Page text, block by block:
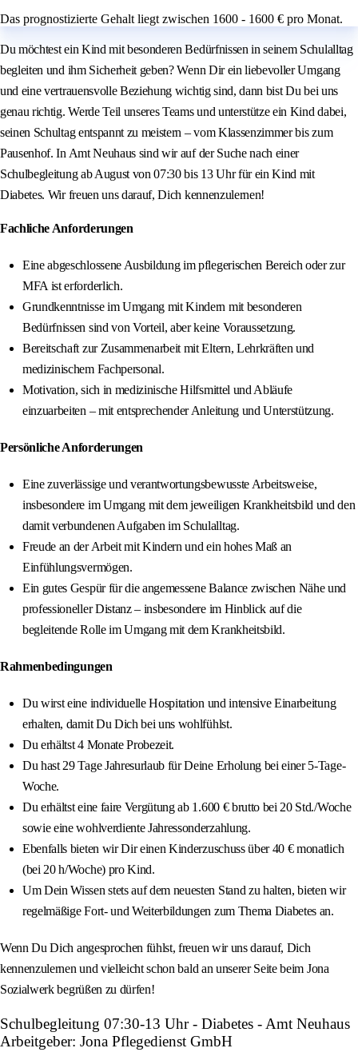
Das prognostizierte Gehalt liegt zwischen 1600 - 1600 € pro Monat.
Du möchtest ein Kind mit besonderen Bedürfnissen in seinem Schulalltag
begleiten und ihm Sicherheit geben? Wenn Dir ein liebevoller Umgang
und eine vertrauensvolle Beziehung wichtig sind, dann bist Du bei uns
genau richtig. Werde Teil unseres Teams und unterstütze ein Kind dabei,
seinen Schultag entspannt zu meistern – vom Klassenzimmer bis zum
Pausenhof. In Amt Neuhaus sind wir auf der Suche nach einer
Schulbegleitung ab August von 07:30 bis 13 Uhr für ein Kind mit
Diabetes. Wir freuen uns darauf, Dich kennenzulernen!
Fachliche Anforderungen
Eine abgeschlossene Ausbildung im pflegerischen Bereich oder zur
MFA ist erforderlich.
Grundkenntnisse im Umgang mit Kindern mit besonderen
Bedürfnissen sind von Vorteil, aber keine Voraussetzung.
Bereitschaft zur Zusammenarbeit mit Eltern, Lehrkräften und
medizinischem Fachpersonal.
Motivation, sich in medizinische Hilfsmittel und Abläufe
einzuarbeiten – mit entsprechender Anleitung und Unterstützung.
Persönliche Anforderungen
Eine zuverlässige und verantwortungsbewusste Arbeitsweise,
insbesondere im Umgang mit dem jeweiligen Krankheitsbild und den
damit verbundenen Aufgaben im Schulalltag.
Freude an der Arbeit mit Kindern und ein hohes Maß an
Einfühlungsvermögen.
Ein gutes Gespür für die angemessene Balance zwischen Nähe und
professioneller Distanz – insbesondere im Hinblick auf die
begleitende Rolle im Umgang mit dem Krankheitsbild.
Rahmenbedingungen
Du wirst eine individuelle Hospitation und intensive Einarbeitung
erhalten, damit Du Dich bei uns wohlfühlst.
Du erhältst 4 Monate Probezeit.
Du hast 29 Tage Jahresurlaub für Deine Erholung bei einer 5‑Tage-
Woche.
Du erhältst eine faire Vergütung ab 1.600 € brutto bei 20 Std./Woche
sowie eine wohlverdiente Jahressonderzahlung.
Ebenfalls bieten wir Dir einen Kinderzuschuss über 40 € monatlich
(bei 20 h/Woche) pro Kind.
Um Dein Wissen stets auf dem neuesten Stand zu halten, bieten wir
regelmäßige Fort- und Weiterbildungen zum Thema Diabetes an.
Wenn Du Dich angesprochen fühlst, freuen wir uns darauf, Dich
kennenzulernen und vielleicht schon bald an unserer Seite beim Jona
Sozialwerk begrüßen zu dürfen!
Schulbegleitung 07:30-13 Uhr - Diabetes - Amt Neuhaus
Arbeitgeber: Jona Pflegedienst GmbH